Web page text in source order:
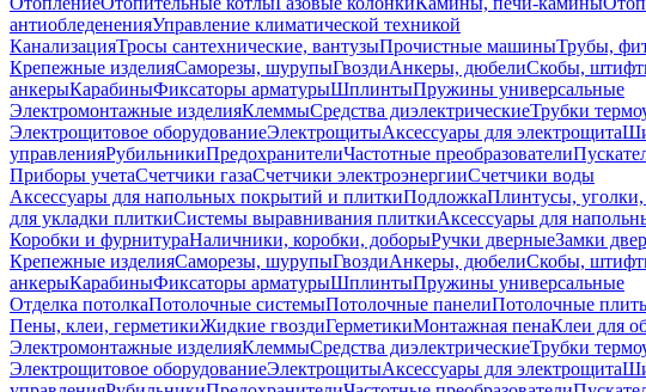
антиобледененияУправление климатической техникой
КанализацияТросы сантехнические, вантузыПрочистные машиныТрубы,
Крепежные изделияСаморезы, шурупыГвоздиАнкеры, дюбелиСкобы,
анкерыКарабиныФиксаторы арматурыШплинтыПружины универсальные
Электромонтажные изделияКлеммыСредства диэлектрическиеТрубки
Электрощитовое оборудованиеЭлектрощитыАксессуары для электрощита
управленияРубильникиПредохранителиЧастотные преобразователи
Приборы учетаСчетчики газаСчетчики электроэнергииСчетчики воды
Аксессуары для напольных покрытий и плиткиПодложкаПлинтусы,
для укладки плиткиСистемы выравнивания плиткиАксессуары для
Коробки и фурнитураНаличники, коробки, доборыРучки дверныеЗамки
Крепежные изделияСаморезы, шурупыГвоздиАнкеры, дюбелиСкобы,
анкерыКарабиныФиксаторы арматурыШплинтыПружины универсальные
Отделка потолкаПотолочные системыПотолочные панелиПотолочные
Пены, клеи, герметикиЖидкие гвоздиГерметикиМонтажная пенаКлеи для
Электромонтажные изделияКлеммыСредства диэлектрическиеТрубки
Электрощитовое оборудованиеЭлектрощитыАксессуары для электрощита